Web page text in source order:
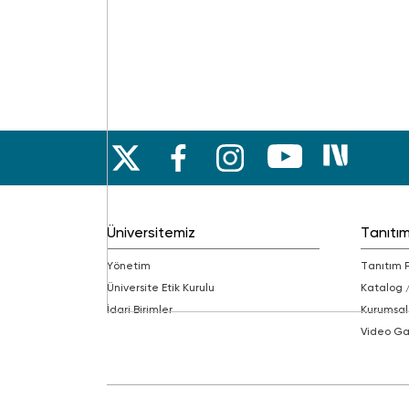
Üniversitemiz
Yönetim
Üniversite Etik Kurulu
İdari Birimler
Tanıtım
Katalog
Video